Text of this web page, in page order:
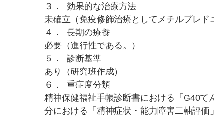
３． 効果的な治療方法
未確立（免疫修飾治療としてメチルプレド
４． 長期の療養
必要（進行性である。）
５． 診断基準
あり（研究班作成）
６． 重症度分類
精神保健福祉手帳診断書における「G40
分における「精神症状・能力障害二軸評価